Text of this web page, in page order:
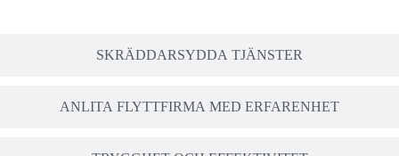
SKRÄDDARSYDDA TJÄNSTER
ANLITA FLYTTFIRMA MED ERFARENHET